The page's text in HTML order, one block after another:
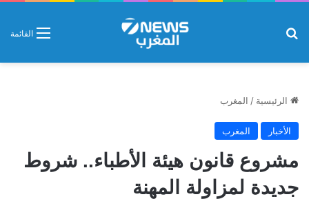
القائمة
الرئيسية / المغرب
الأخبار المغرب
مشروع قانون هيئة الأطباء.. شروط
جديدة لمزاولة المهنة